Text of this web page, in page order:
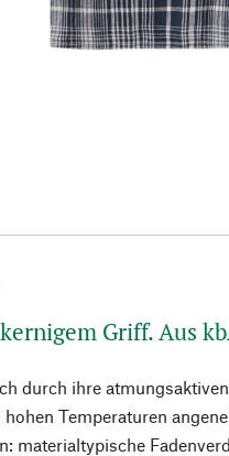
Griff. Aus
durch ihre
Temperaturen
materialtypische